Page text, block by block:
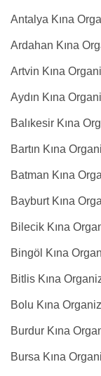
Antalya Kına
Ardahan Kına
Artvin Kına
Aydın Kına
Balıkesir Kına
Bartın Kına
Batman Kına
Bayburt Kına
Bilecik Kına
Bingöl Kına
Bitlis Kına
Bolu Kına
Burdur Kına
Bursa Kına